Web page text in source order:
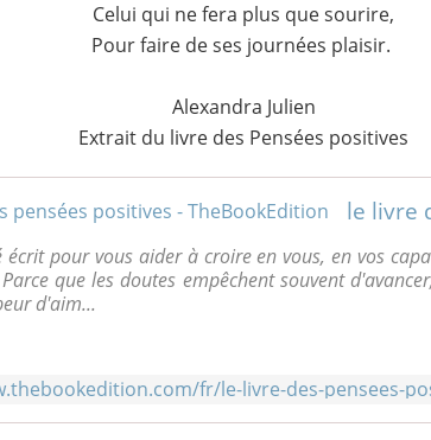
Celui qui ne fera plus que sourire,
Pour faire de ses journées plaisir.
Alexandra Julien
Extrait du livre des Pensées positives
écrit pour vous aider à croire en vous, en vos
que les doutes empêchent souvent
d'aim...